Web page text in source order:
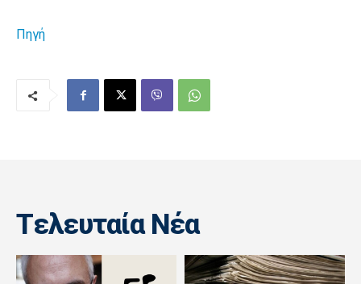
Πηγή
Tελευταία Nέα